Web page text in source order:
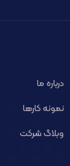
درباره ما
نمونه کارها
وبلاگ شرکت